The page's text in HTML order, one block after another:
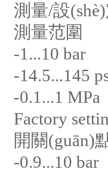
測量/設
測量范圍
-1...10 bar
-14.5...145
-0.1...1 MPa
Factory
開關
-0.9...10 bar